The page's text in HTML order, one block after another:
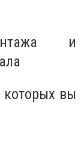
и
которых вы